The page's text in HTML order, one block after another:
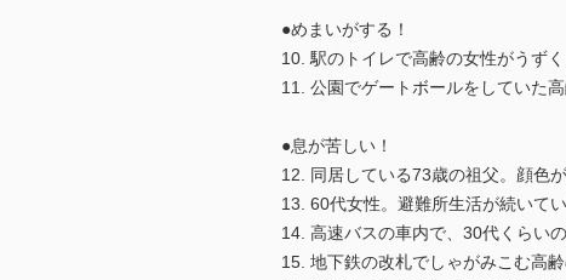
●めまいがする！
10. 駅のトイレで高齢の女性がうず
11. 公園でゲートボールをしていた
●息が苦しい！
12. 同居している73歳の祖父。顔色
13. 60代女性。避難所生活が続いて
14. 高速バスの車内で、30代くらい
15. 地下鉄の改札でしゃがみこむ高